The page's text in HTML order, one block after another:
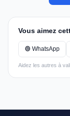
Vous aimez
🟢 WhatsApp
Aidez les autres à